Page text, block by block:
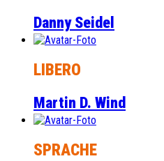
Danny Seidel
LIBERO
Martin D. Wind
SPRACHE